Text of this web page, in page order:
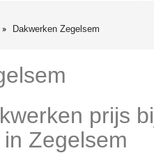
Dakwerken Zegelsem
prijs
Zegelsem